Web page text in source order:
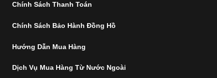
Chính Sách Thanh Toán
Chính Sách Bảo Hành Đồng Hồ
Hướng Dẫn Mua Hàng
Dịch Vụ Mua Hàng Từ Nước Ngoài